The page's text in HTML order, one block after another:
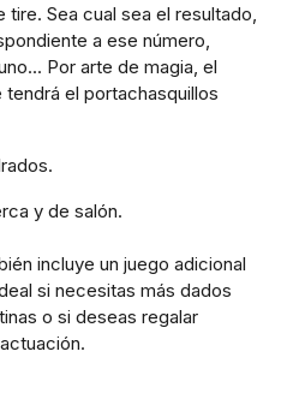
Sea cual sea el resultado,
a ese número,
Por arte de magia, el
el portachasquillos
y de salón.
incluye un juego adicional
si necesitas más dados
o si deseas regalar